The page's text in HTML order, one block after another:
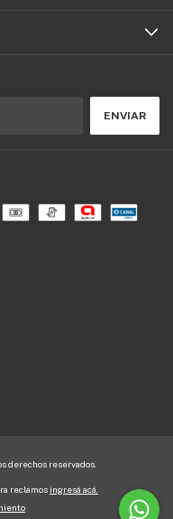
derechos reservados.
reclamos ingresá acá.